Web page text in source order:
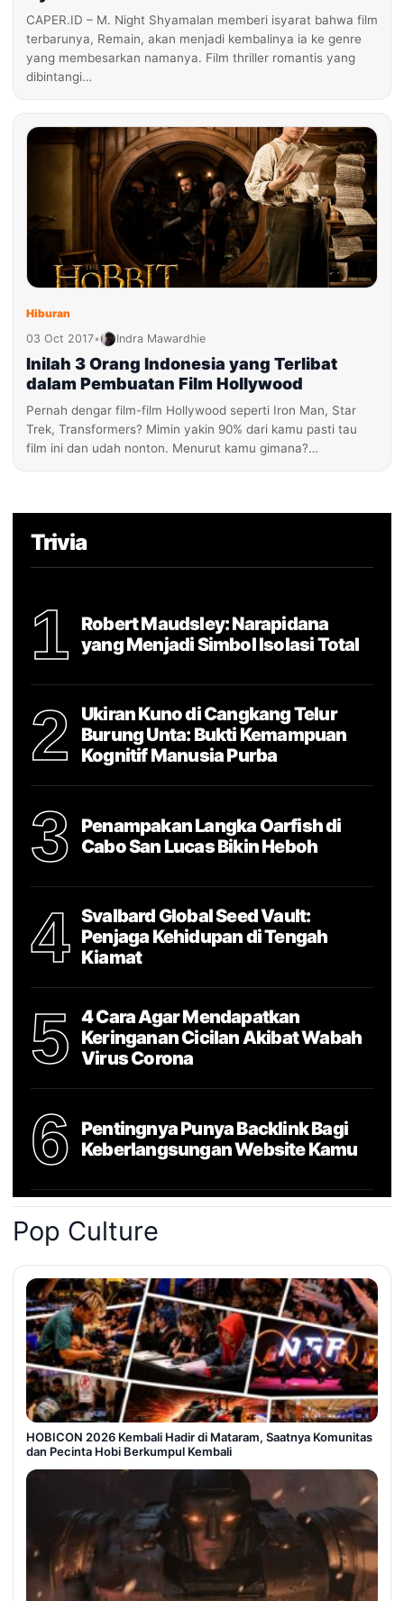
CAPER.ID – M. Night Shyamalan memberi isyarat bahwa film
terbarunya, Remain, akan menjadi kembalinya ia ke genre
yang membesarkan namanya. Film thriller romantis yang
dibintangi…
Hiburan
03 Oct 2017• Indra Mawardhie
Inilah 3 Orang Indonesia yang Terlibat
dalam Pembuatan Film Hollywood
Pernah dengar film-film Hollywood seperti Iron Man, Star
Trek, Transformers? Mimin yakin 90% dari kamu pasti tau
film ini dan udah nonton. Menurut kamu gimana?…
Trivia
1
Robert Maudsley: Narapidana
yang Menjadi Simbol Isolasi Total
2
Ukiran Kuno di Cangkang Telur
Burung Unta: Bukti Kemampuan
Kognitif Manusia Purba
3
Penampakan Langka Oarfish di
Cabo San Lucas Bikin Heboh
4
Svalbard Global Seed Vault:
Penjaga Kehidupan di Tengah
Kiamat
5
4 Cara Agar Mendapatkan
Keringanan Cicilan Akibat Wabah
Virus Corona
6
Pentingnya Punya Backlink Bagi
Keberlangsungan Website Kamu
Pop Culture
HOBICON 2026 Kembali Hadir di Mataram, Saatnya Komunitas
dan Pecinta Hobi Berkumpul Kembali